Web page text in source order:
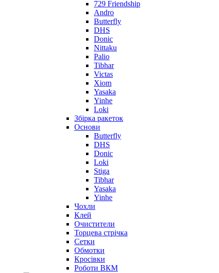
729 Friendship
Andro
Butterfly
DHS
Donic
Nittaku
Palio
Tibhar
Victas
Xiom
Yasaka
Yinhe
Loki
Збірка ракеток
Основи
Butterfly
DHS
Donic
Loki
Stiga
Tibhar
Yasaka
Yinhe
Чохли
Клей
Очистители
Торцева стрічка
Сетки
Обмотки
Кросівки
Роботи ВКМ